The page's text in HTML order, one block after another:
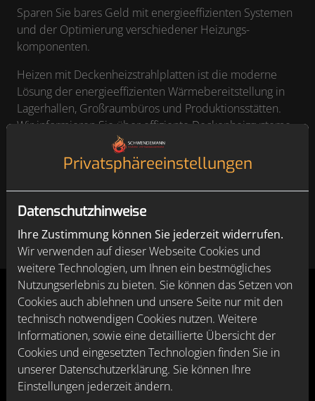
Sparen Sie bares Geld mit energieeffizienten Systemen
und der Optimierung verschiedener Heizungs­
komponenten.
Heizen mit Deckenheizstrahlplatten ist die moderne
Lösung der energieeffizienten Wärmebereitstellung in
Lagerhallen, Großraumbüros und Produktionsstätten.
Wir informieren Sie über effiziente Deckenheizsysteme
Darüber hinaus finden Sie hier
Antworten auf die Frage, inwiefern ein
Heizungspumpentausch im Gewerbe
zu einer
deutlichen Senkung Ihrer Stromkosten führen kann.
KWK-Anlagen, BHKW, Kaskadierung:Wir erklären
Ihnen wichtige Komponenten und Systeme, die Sie bei
der Erneuerung, Modernisierung und Instandhaltung
Ihrer Heizungsanlage unbedingt kennen sollten.
Privatsphäre­einstellungen
Datenschutzhinweise
Ihre Zustimmung können Sie jederzeit widerrufen.
Wir verwenden auf dieser Webseite Cookies und
weitere Technologien, um Ihnen ein bestmögliches
Nutzungserlebnis zu bieten. Sie können das Setzen von
Cookies auch ablehnen und unsere Seite nur mit den
technisch notwendigen Cookies nutzen. Weitere
Informationen, sowie eine detaillierte Übersicht der
Cookies und eingesetzten Technologien finden Sie in
unserer Datenschutzerklärung. Sie können Ihre
Einstellungen jederzeit ändern.